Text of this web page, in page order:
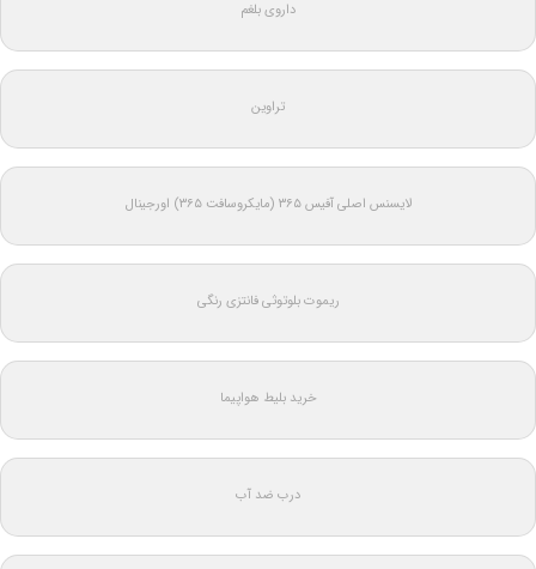
داروی بلغم
تراوین
لایسنس اصلی آفیس ۳۶۵ (مایکروسافت ۳۶۵) اورجینال
ریموت بلوتوثی فانتزی رنگی
خرید بلیط هواپیما
درب ضد آب